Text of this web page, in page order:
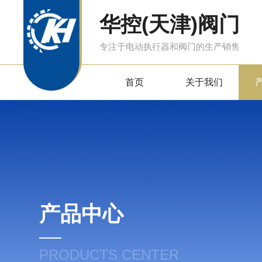
华控(天津)阀门
专注于电动执行器和阀门的生产销售
首页 关于我们
产品中心
PRODUCTS CENTER